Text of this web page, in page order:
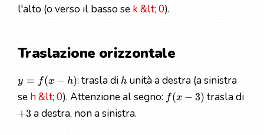
l'alto (o verso il basso se k &lt; 0).
Traslazione orizzontale
y = f (x − h): trasla di hunità a destra (a sinistra
se h &lt; 0). Attenzione al segno: f(x − 3) trasla di
+3a destra, non a sinistra.